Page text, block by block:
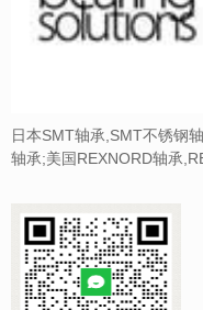
日本SMT轴承,SMT不锈钢
轴承;美国REXNORD轴承